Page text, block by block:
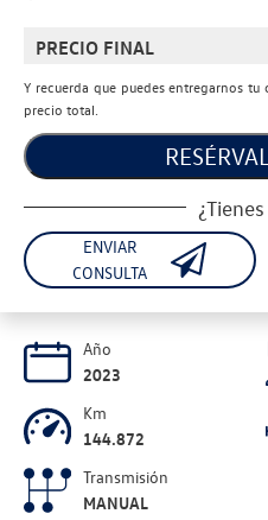
PRECIO FINAL
Y recuerda que puedes entregarnos
precio total.
ENVIAR
CONSULTA
Año
2023
Km
144.872
Transmisión
MANUAL